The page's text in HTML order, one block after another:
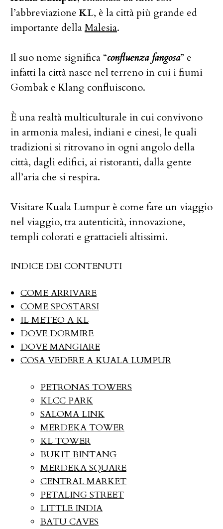
l’abbreviazione KL, è la città più grande ed
importante dellaMalesia.
Il suo nome significa “confluenza fangosa” e
infatti la città nasce nel terreno in cui i fiumi
Gombak e Klang confluiscono.
È una realtà multiculturale in cui convivono
in armonia malesi, indiani e cinesi, le quali
tradizioni si ritrovano in ogni angolo della
città, dagli edifici, ai ristoranti, dalla gente
all’aria che si respira.
Visitare Kuala Lumpur è come fare un viaggio
nel viaggio, tra autenticità, innovazione,
templi colorati e grattacieli altissimi.
INDICE DEI CONTENUTI
COME ARRIVARE
COME SPOSTARSI
IL METEO A KL
DOVE DORMIRE
DOVE MANGIARE
COSA VEDERE A KUALA LUMPUR
PETRONAS TOWERS
KLCC PARK
SALOMA LINK
MERDEKA TOWER
KL TOWER
BUKIT BINTANG
MERDEKA SQUARE
CENTRAL MARKET
PETALING STREET
LITTLE INDIA
BATU CAVES